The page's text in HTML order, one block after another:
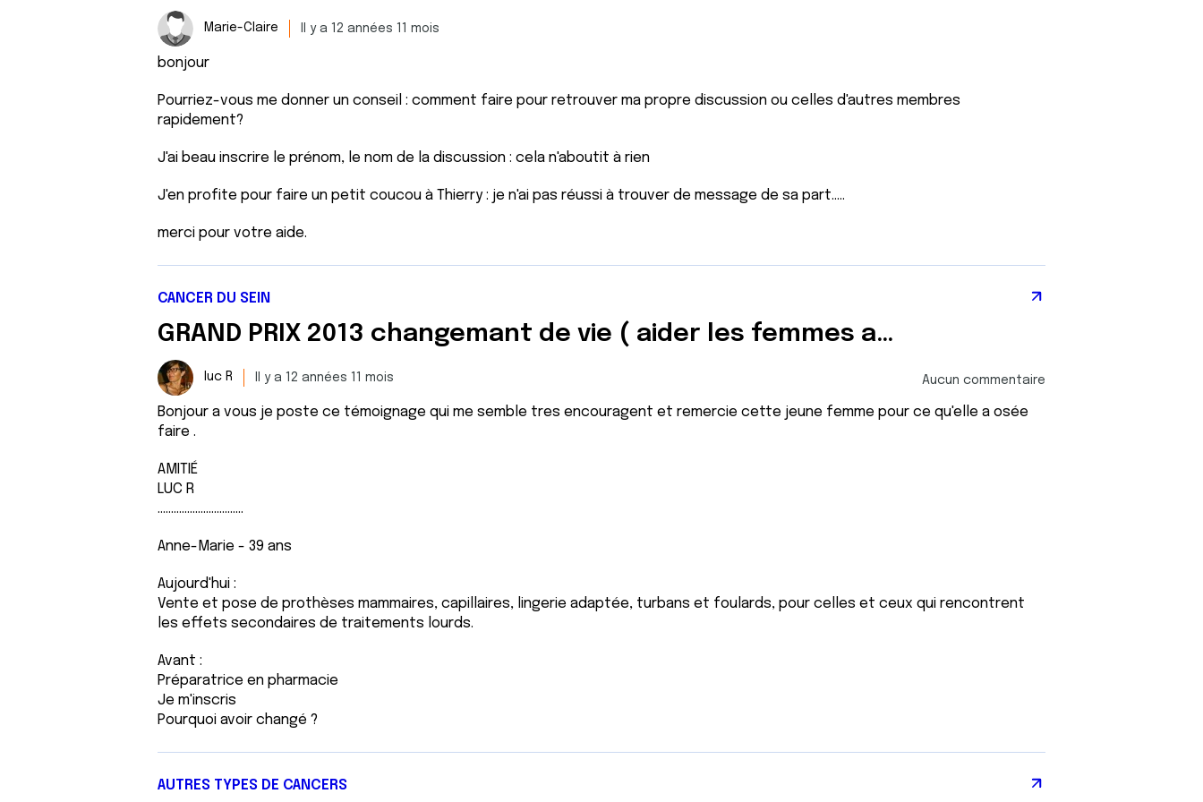
n
e
t
Marie-Claire Il y a 12 années 11 mois
bonjour
Pourriez-vous me donner un conseil : comment faire pour retrouver ma propre discussion ou celles d'autres membres
rapidement?
J'ai beau inscrire le prénom, le nom de la discussion : cela n'aboutit à rien
J'en profite pour faire un petit coucou à Thierry : je n'ai pas réussi à trouver de message de sa part.....
merci pour votre aide.
CANCER DU SEIN
GRAND PRIX 2013 changemant de vie ( aider les femmes atteintes de cancer du SEIN )
Aucun commentaire
luc R Il y a 12 années 11 mois
Bonjour a vous je poste ce témoignage qui me semble tres encouragent et remercie cette jeune femme pour ce qu'elle a osée
faire .
AMITIÉ
LUC R
................................
Anne-Marie - 39 ans
Aujourd'hui :
Vente et pose de prothèses mammaires, capillaires, lingerie adaptée, turbans et foulards, pour celles et ceux qui rencontrent
les effets secondaires de traitements lourds.
Avant :
Préparatrice en pharmacie
Je m'inscris
Pourquoi avoir changé ?
AUTRES TYPES DE CANCERS